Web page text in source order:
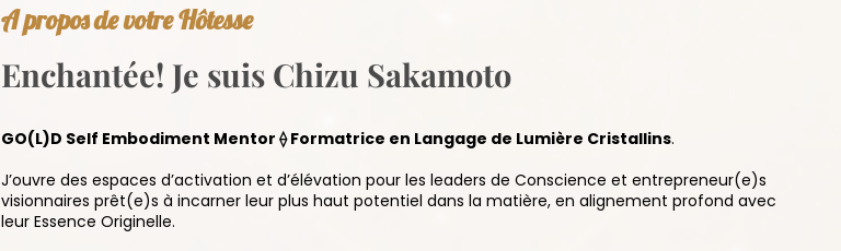
A propos de votre Hôtesse
Enchantée! Je suis Chizu Sakamoto
GO(L)D Self Embodiment Mentor ⟠ Formatrice en Langage de Lumière Cristallins.
J’ouvre des espaces d’activation et d’élévation pour les leaders de Conscience et entrepreneur(e)s
visionnaires prêt(e)s à incarner leur plus haut potentiel dans la matière, en alignement profond avec
leur Essence Originelle.